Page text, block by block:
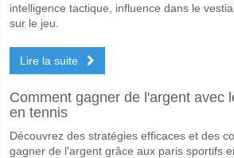
Les deux équipes marqueront-
Oui pour Les Deux Équipes Marquent, avec
Quel sera le résultat correct
Sur le côté risqué, vous pouvez essayer le
intelligence tactique, influence dans le
sur le jeu.
Lire la suite
Comment gagner de l'argent avec
en tennis
Découvrez des stratégies efficaces et des
gagner de l'argent grâce aux paris sportifs